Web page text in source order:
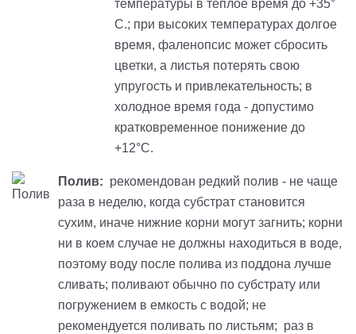
температуры в теплое время до +35°
С.; при высоких температурах долгое
время, фаленопсис может сбросить
цветки, а листья потерять свою
упругость и привлекательность; в
холодное время года - допустимо
кратковременное понижение до
+12°С.
Полив: рекомендован редкий полив - не чаще
раза в неделю, когда субстрат становится
сухим, иначе нижние корни могут загнить; корни
ни в коем случае не должны находиться в воде,
поэтому воду после полива из поддона лучше
сливать; поливают обычно по субстрату или
погружением в емкость с водой; не
рекомендуется поливать по листьям; раз в